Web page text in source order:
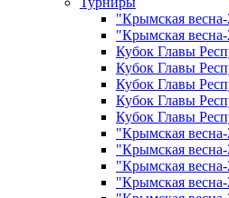
"Крымская
"Крымская
Кубок Главы
Кубок Главы
Кубок Главы
Кубок Главы
Кубок Главы
"Крымская
"Крымская
"Крымская
"Крымская